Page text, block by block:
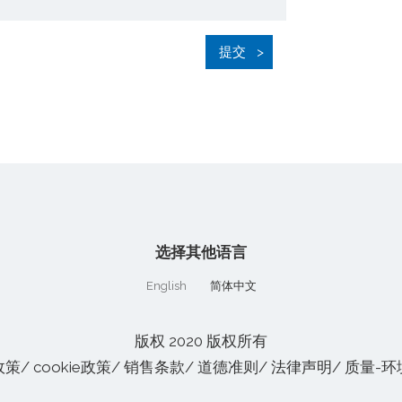
提交
选择其他语言
English 简体中文
版权 2020 版权所有
策/ cookie政策/ 销售条款/ 道德准则 / 法律声明/ 质量-环